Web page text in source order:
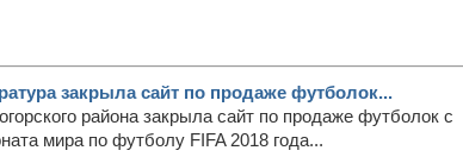
закрыла сайт по продаже футболок...
района закрыла сайт по продаже футболок с
мира по футболу FIFA 2018 года...